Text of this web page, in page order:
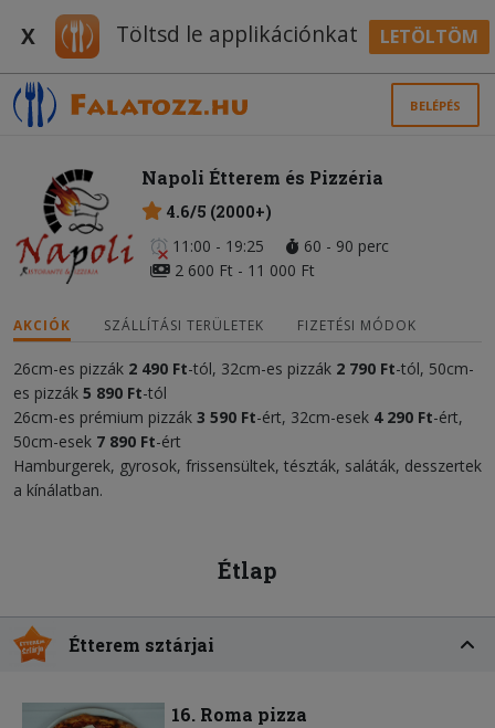
X Töltsd le applikációnkat LETÖLTÖM
BELÉPÉS
Napoli Étterem és Pizzéria
4.6/5 (2000+)
11:00 - 19:25
60 - 90 perc
2 600 Ft - 11 000 Ft
AKCIÓK SZÁLLÍTÁSI TERÜLETEK FIZETÉSI MÓDOK
26cm-es pizzák 2 490 Ft-tól, 32cm-es pizzák 2 790 Ft-tól, 50cm-
es pizzák 5 890 Ft-tól
26cm-es prémium pizzák 3 590 Ft-ért, 32cm-esek 4 290 Ft-ért,
50cm-esek 7 890 Ft-ért
Hamburgerek, gyrosok, frissensültek, tészták, saláták, desszertek
a kínálatban.
Étlap
Étterem sztárjai
16. Roma pizza